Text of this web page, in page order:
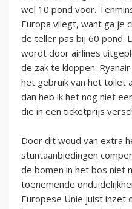
wel 10 pond voor.
Europa vliegt, want ga je
de teller pas bij 60 pond.
wordt door airlines
de zak te kloppen.
het gebruik van het toilet
dan heb ik het nog niet
die in een ticketprijs
Door dit woud van extra
stuntaanbiedingen
de bomen in het bos niet
toenemende
Europese Unie juist inzet